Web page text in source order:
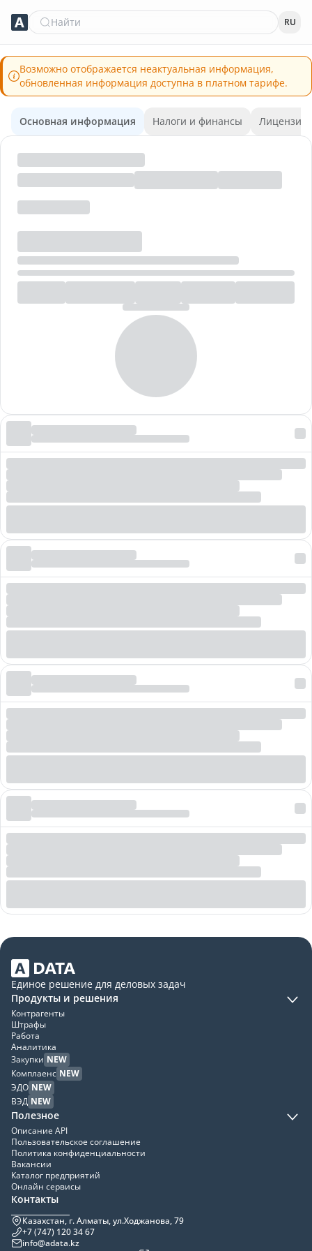
Найти RU
Возможно отображается неактуальная информация,
обновленная информация доступна в платном тарифе.
Основная информация Налоги и финансы Лицензии
Единое решение для деловых задач
Продукты и решения
Контрагенты
Штрафы
Работа
Аналитика
Закупки NEW
Комплаенс NEW
ЭДО NEW
ВЭД NEW
Полезное
Описание API
Пользовательское соглашение
Политика конфиденциальности
Вакансии
Каталог предприятий
Онлайн сервисы
Контакты
Казахстан, г. Алматы, ул.Ходжанова, 79
+7 (747) 120 34 67
info@adata.kz